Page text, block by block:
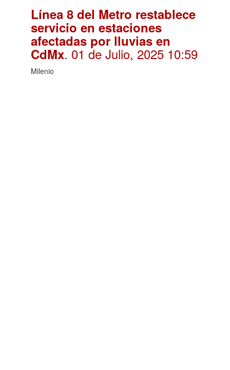
Línea 8 del Metro restablece
servicio en estaciones
afectadas por lluvias en
CdMx. 01 de Julio, 2025 10:59
Milenio